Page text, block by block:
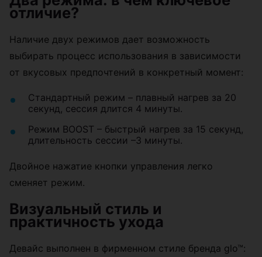
отличие?
Наличие двух режимов дает возможность
выбирать процесс использования в зависимости
от вкусовых предпочтений в конкретный момент:
Стандартный режим – плавный нагрев за 20
секунд, сессия длится 4 минуты.
Режим BOOST – быстрый нагрев за 15 секунд,
длительность сессии –3 минуты.
Двойное нажатие кнопки управления легко
сменяет режим.
Визуальный стиль и
практичность ухода
Девайс выполнен в фирменном стиле бренда glo™: